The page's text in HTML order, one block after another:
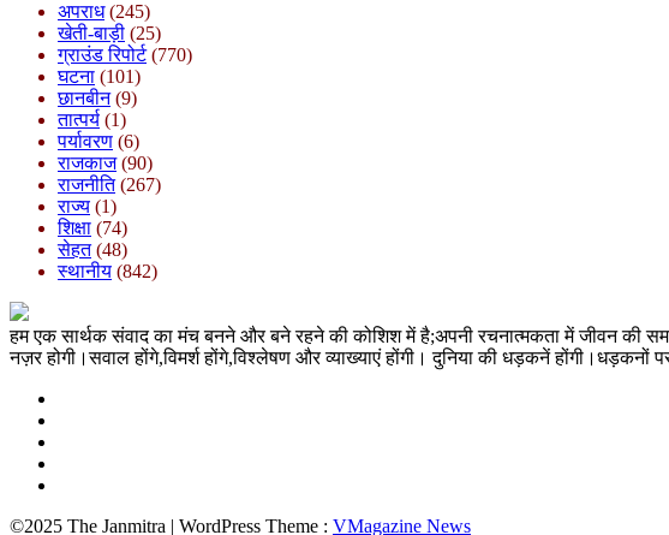
अपराध(245)
खेती-बाड़ी (25)
ग्राउंड रिपोर्ट(770)
घटना (101)
छानबीन(9)
तात्पर्य (1)
पर्यावरण (6)
राजकाज(90)
राजनीति(267)
राज्य (1)
शिक्षा (74)
सेहत(48)
स्थानीय (842)
हम एक सार्थक संवाद का मंच बनने और बने रहने की कोशिश में है;अपनी रचनात्मकता में जीवन की
नज़र होगी।सवाल होंगे,विमर्श होंगे,विश्लेषण और व्याख्याएं होंगी। दुनिया की धड़कनें होंगी।धड़कनों
©2025 The Janmitra | WordPress Theme : VMagazine News